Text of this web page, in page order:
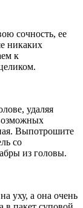
сочность, ее
никаких
к
удаляя
Выпотрошите
со
из головы.
уху, а она очень